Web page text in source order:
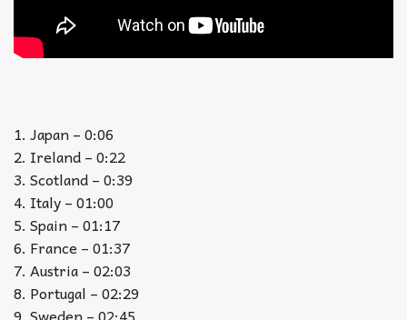
1. Japan – 0:06
2. Ireland – 0:22
3. Scotland – 0:39
4. Italy – 01:00
5. Spain – 01:17
6. France – 01:37
7. Austria – 02:03
8. Portugal – 02:29